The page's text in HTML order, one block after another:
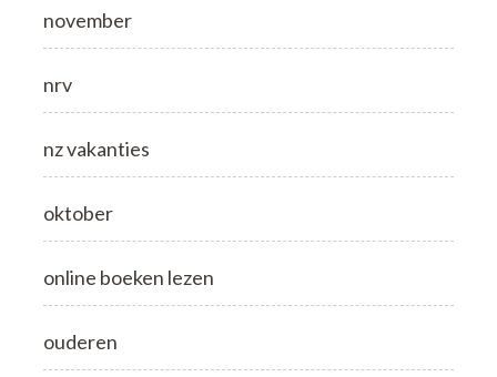
november
nrv
nz vakanties
oktober
online boeken lezen
ouderen